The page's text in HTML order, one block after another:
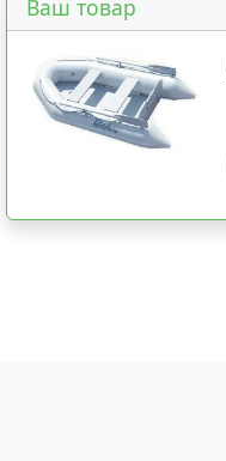
Ваш товар